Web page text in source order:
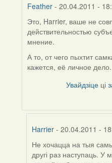
Feather- 20.04.2011 -
In
reply
to
by
Harrier
Это, Harrier, ваше не
действительностью
мнение.
А то, от чего пыхтит
кажется, её личное дело.
Увайдзіце ці
Harrier - 20.04.2011 -
In
reply
Не хочацца на тыя
другі раз наступаць. У